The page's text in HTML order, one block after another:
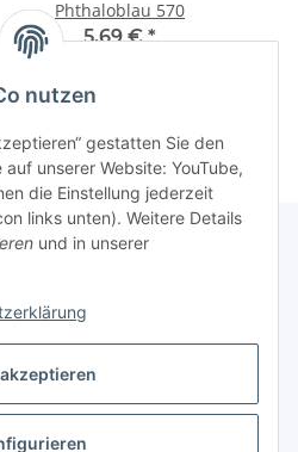
nutzen
gestatten Sie den
unserer Website: YouTube,
die Einstellung jederzeit
links unten). Weitere Details
und in unserer
Phthaloblau 570
5,69 €*